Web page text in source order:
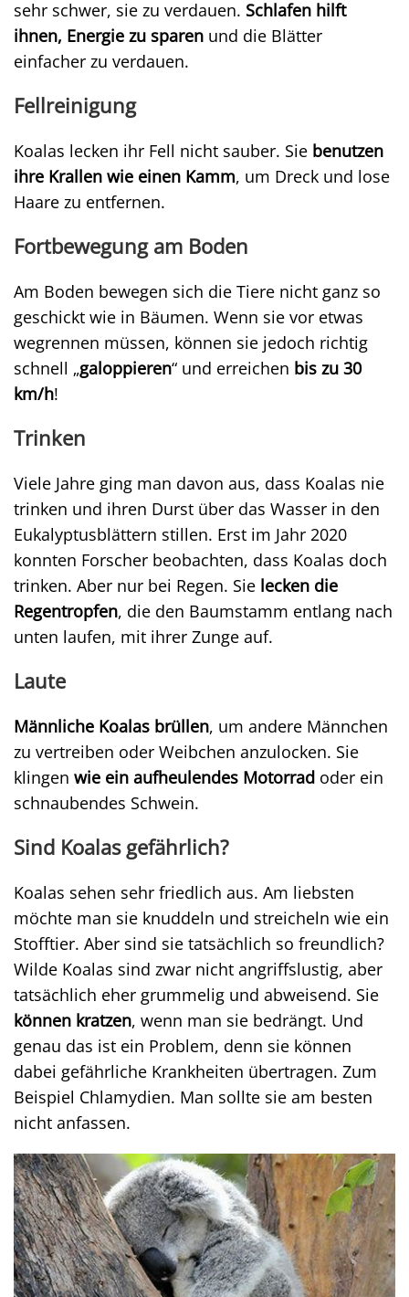
sehr schwer, sie zu verdauen. Schlafen hilft
ihnen, Energie zu sparen und die Blätter
einfacher zu verdauen.
Fellreinigung
Koalas lecken ihr Fell nicht sauber. Sie benutzen
ihre Krallen wie einen Kamm, um Dreck und lose
Haare zu entfernen.
Fortbewegung am Boden
Am Boden bewegen sich die Tiere nicht ganz so
geschickt wie in Bäumen. Wenn sie vor etwas
wegrennen müssen, können sie jedoch richtig
schnell „galoppieren“ und erreichen bis zu 30
km/h!
Trinken
Viele Jahre ging man davon aus, dass Koalas nie
trinken und ihren Durst über das Wasser in den
Eukalyptusblättern stillen. Erst im Jahr 2020
konnten Forscher beobachten, dass Koalas doch
trinken. Aber nur bei Regen. Sie lecken die
Regentropfen, die den Baumstamm entlang nach
unten laufen, mit ihrer Zunge auf.
Laute
Männliche Koalas brüllen, um andere Männchen
zu vertreiben oder Weibchen anzulocken. Sie
klingen wie ein aufheulendes Motorrad oder ein
schnaubendes Schwein.
Sind Koalas gefährlich?
Koalas sehen sehr friedlich aus. Am liebsten
möchte man sie knuddeln und streicheln wie ein
Stofftier. Aber sind sie tatsächlich so freundlich?
Wilde Koalas sind zwar nicht angriffslustig, aber
tatsächlich eher grummelig und abweisend. Sie
können kratzen, wenn man sie bedrängt. Und
genau das ist ein Problem, denn sie können
dabei gefährliche Krankheiten übertragen. Zum
Beispiel Chlamydien. Man sollte sie am besten
nicht anfassen.